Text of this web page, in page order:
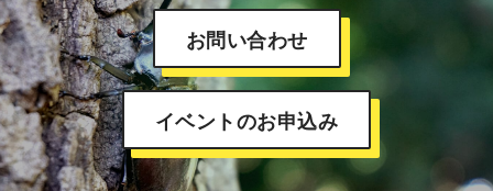
お問い合わせ
イベントのお申込み